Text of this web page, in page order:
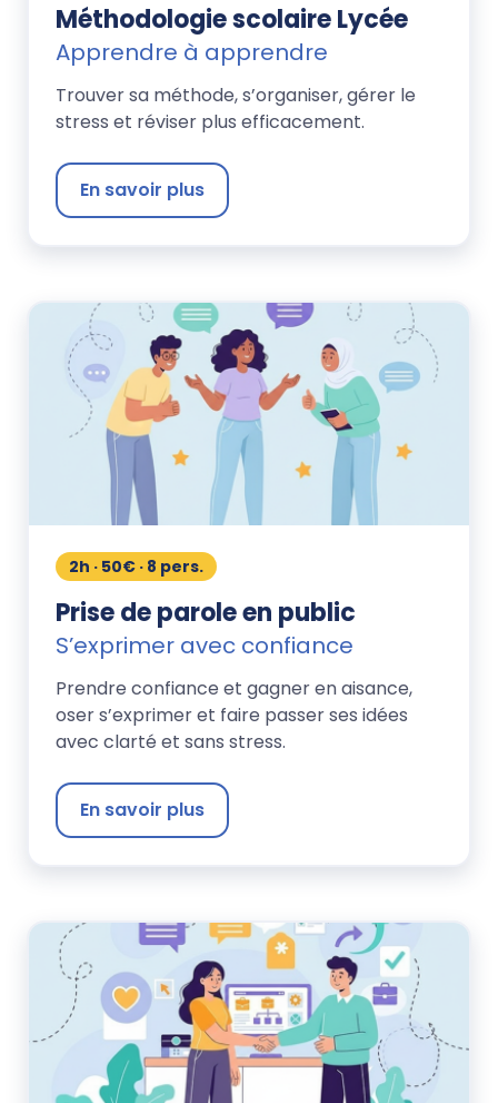
Méthodologie scolaire Lycée
Apprendre à apprendre
Trouver sa méthode, s’organiser, gérer le
stress et réviser plus efficacement.
En savoir plus
2h · 50€ · 8 pers.
Prise de parole en public
S’exprimer avec confiance
Prendre confiance et gagner en aisance,
oser s’exprimer et faire passer ses idées
avec clarté et sans stress.
En savoir plus